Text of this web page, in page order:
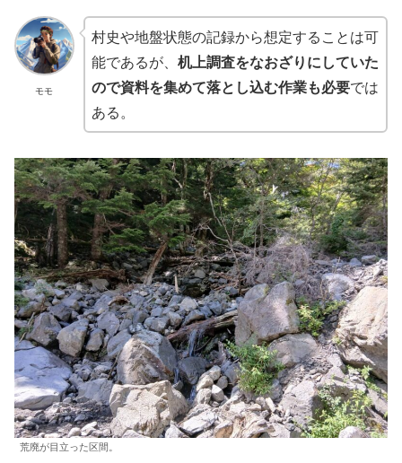
モモ
村史や地盤状態の記録から想定することは可
能であるが、 机上調査をなおざりにしていた
ので資料を集めて落とし込む作業も必要では
ある。
荒廃が目立った区間。